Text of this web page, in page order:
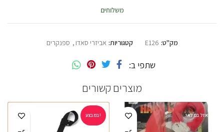
משלוחים
מק"ט: E126 קטגוריות: אביזרי סאדו, ספנקרים
שתפי ב
מוצרים קשורים
אזל במלאי במבצע!